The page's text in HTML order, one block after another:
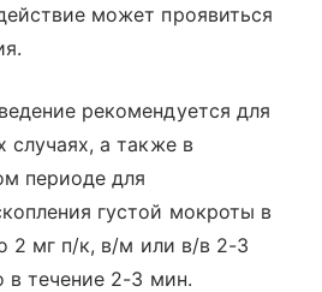
может проявиться
рекомендуется для
случаях, а также в
периоде для
густой мокроты в
2 мг п/к, в/м или в/в 2-3
в течение 2-3 мин.